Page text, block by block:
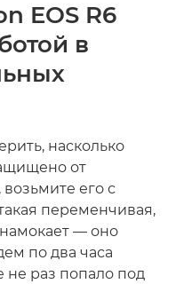
EOS R6
в
насколько
от
его с
переменчивая,
— оно
по два часа
не раз попало под